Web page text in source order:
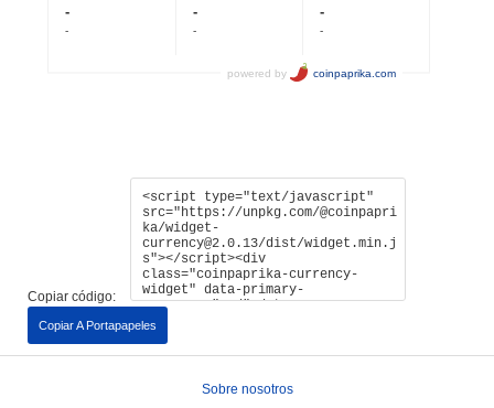
Copiar código:
Copiar A Portapapeles
Sobre nosotros